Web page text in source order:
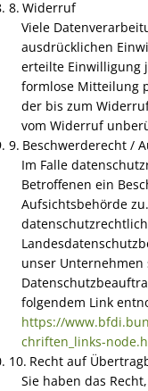
Widerruf
Viele
ausdrücklichen
erteilte Einwilligung
formlose Mitteilung
der bis zum
vom Widerruf
Beschwerderecht /
Im Falle
Betroffenen ein
Aufsichtsbehörde
unser Unternehmen
folgendem Link
https://
chriften_links-
Recht auf
Sie haben das